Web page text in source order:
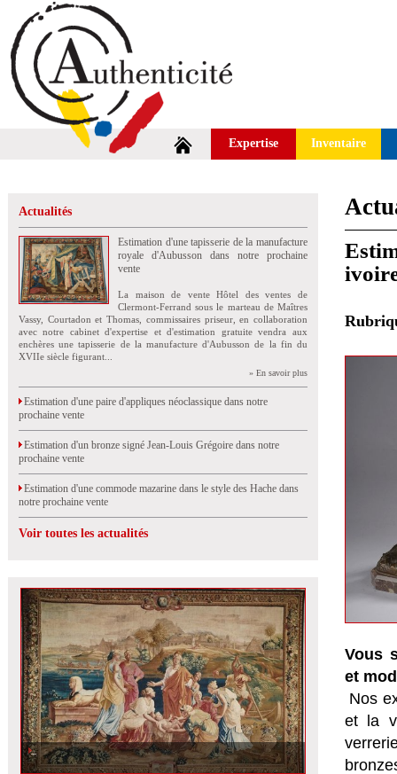
Expertise Inventaire
Actualités
Estimation d'une tapisserie de la manufacture
royale d'Aubusson dans notre prochaine
vente
La maison de vente Hôtel des ventes de
Clermont-Ferrand sous le marteau de Maîtres
Vassy, Courtadon et Thomas, commissaires priseur, en collaboration
avec notre cabinet d'expertise et d'estimation gratuite vendra aux
enchères une tapisserie de la manufacture d'Aubusson de la fin du
XVIIe siècle figurant...
» En savoir plus
Estimation d'une paire d'appliques néoclassique dans notre
prochaine vente
Estimation d'un bronze signé Jean-Louis Grégoire dans notre
prochaine vente
Estimation d'une commode mazarine dans le style des Hache dans
notre prochaine vente
Voir toutes les actualités
Vous
et
Nos
et la